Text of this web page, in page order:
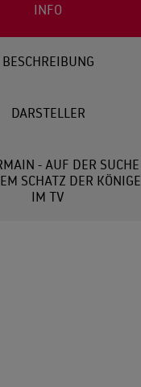
INFO
BESCHREIBUNG
DARSTELLER
- AUF DER SUCHE
SCHATZ DER KÖNIGE
IM TV